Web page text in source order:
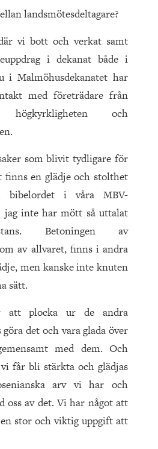
landsmötesdeltagare?
vi bott och verkat samt
i dekanat både i
i Malmöhusdekanatet har
med företrädare från
och
som blivit tydligare för
finns en glädje och stolthet
bibelordet i våra MBV-
jag inte har mött så uttalat
Betoningen av
av allvaret, finns i andra
men kanske inte knuten
sätt.
att plocka ur de andra
det och vara glada över
med dem. Och
får bli stärkta och glädjas
arv vi har och
oss av det. Vi har något att
stor och viktig uppgift att